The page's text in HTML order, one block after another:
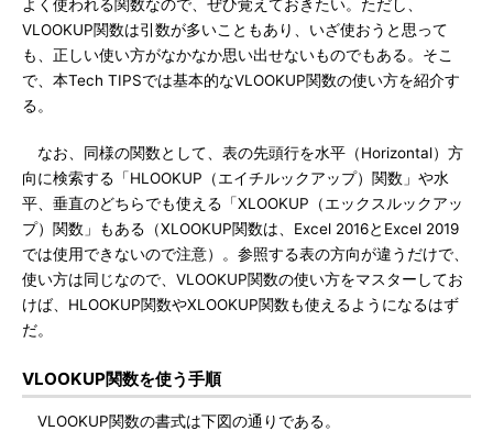
よく使われる関数なので、ぜひ覚えておきたい。ただし、
VLOOKUP関数は引数が多いこともあり、いざ使おうと思って
も、正しい使い方がなかなか思い出せないものでもある。そこ
で、本Tech TIPSでは基本的なVLOOKUP関数の使い方を紹介す
る。
なお、同様の関数として、表の先頭行を水平（Horizontal）方
向に検索する「HLOOKUP（エイチルックアップ）関数」や水
平、垂直のどちらでも使える「XLOOKUP（エックスルックアッ
プ）関数」もある（XLOOKUP関数は、Excel 2016とExcel 2019
では使用できないので注意）。参照する表の方向が違うだけで、
使い方は同じなので、VLOOKUP関数の使い方をマスターしてお
けば、HLOOKUP関数やXLOOKUP関数も使えるようになるはず
だ。
VLOOKUP関数を使う手順
VLOOKUP関数の書式は下図の通りである。